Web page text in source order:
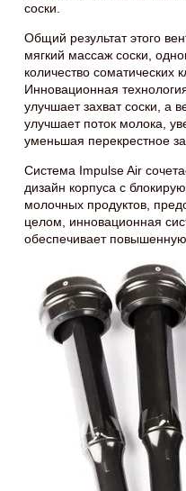
соски.
Общий результат этого
мягкий массаж соски,
количество соматических
Инновационная
улучшает захват соски, а
улучшает поток молока,
уменьшая перекрестное
Система Impulse Air
дизайн корпуса с
молочных продуктов,
целом, инновационная
обеспечивает